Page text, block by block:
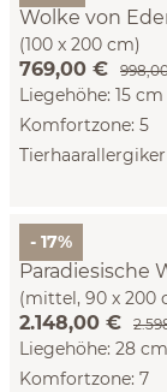
Wolke von
(100 x 200 cm)
769,00 €
Liegehöhe: 15 cm
Komfortzone: 5
- 17%
Paradiesische
(mittel, 90 x 200
2.148,00 €
Liegehöhe: 28 cm
Komfortzone: 7